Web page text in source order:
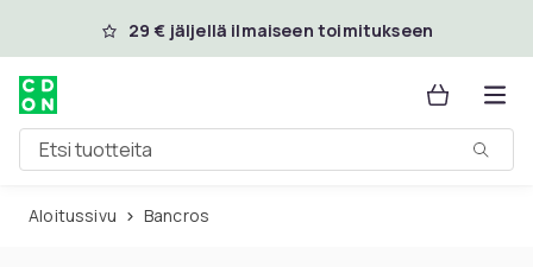
Ohita ja siirry pääsisältöön
29 € jäljellä ilmaiseen toimitukseen
Etsi tuotteita
Aloitussivu Bancros